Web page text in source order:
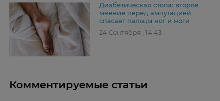
Диабетическая стопа: второе
мнение перед ампутацией
спасает пальцы ног и ноги
24 Сентября , 14:43
Комментируемые статьи